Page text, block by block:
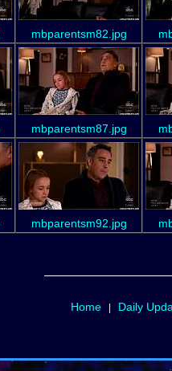
mbparentsm82.jpg
mbparentsm87.jpg
mbparentsm92.jpg
Home| Daily